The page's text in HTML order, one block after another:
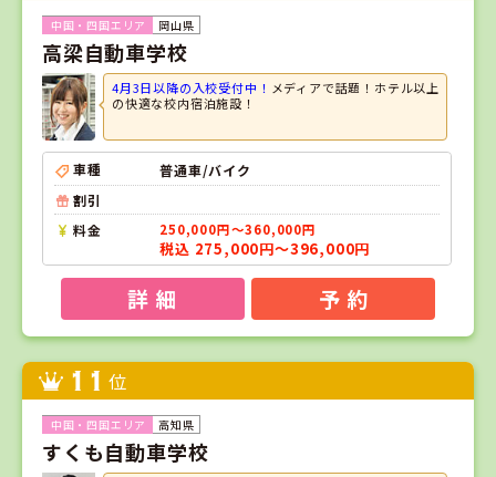
岡山県
高梁自動車学校
4月3日以降の入校受付中！ メディアで話題！ホテル以上
の快適な校内宿泊施設！
車種
普通車/バイク
割引
料金
250,000円～360,000円
税込 275,000円～396,000円
詳 細 予 約
11 位
高知県
すくも自動車学校